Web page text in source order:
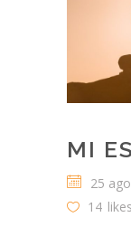
MI
25
14 likes